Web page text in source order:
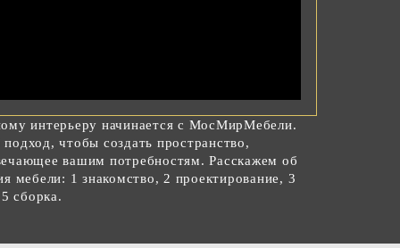
интерьеру начинается с МосМирМебели.
чтобы создать пространство,
вашим потребностям. Расскажем об
мебели: 1 знакомство, 2 проектирование, 3
сборка.